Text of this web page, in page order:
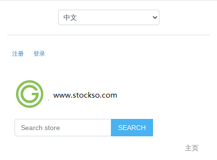
注册 登录
主页